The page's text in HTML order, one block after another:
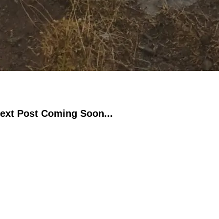
Post Coming Soon...